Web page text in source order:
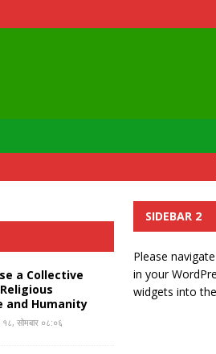
a Collective
and Humanity
सोमबार ०८:०६
SIDEBAR 2
Please
in your
widgets into the